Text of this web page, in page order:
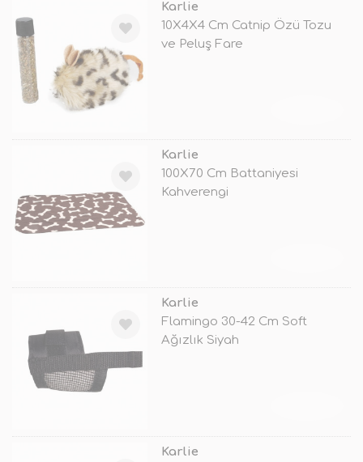
Karlie
10X4X4 Cm Catnip Özü Tozu
ve Peluş Fare
Karlie
100X70 Cm Battaniyesi
Kahverengi
Karlie
Flamingo 30-42 Cm Soft
Ağızlık Siyah
Karlie